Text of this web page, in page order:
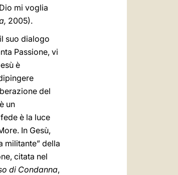
mi voglia
2005).
suo dialogo
Passione, vi
è
del
un
è la luce
In Gesù,
militante” della
citata nel
di Condanna,